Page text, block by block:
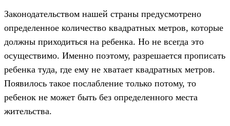
Законодательством нашей страны предусмотрено
определенное количество квадратных метров, которые
должны приходиться на ребенка. Но не всегда это
осуществимо. Именно поэтому, разрешается прописать
ребенка туда, где ему не хватает квадратных метров.
Появилось такое послабление только потому, то
ребенок не может быть без определенного места
жительства.